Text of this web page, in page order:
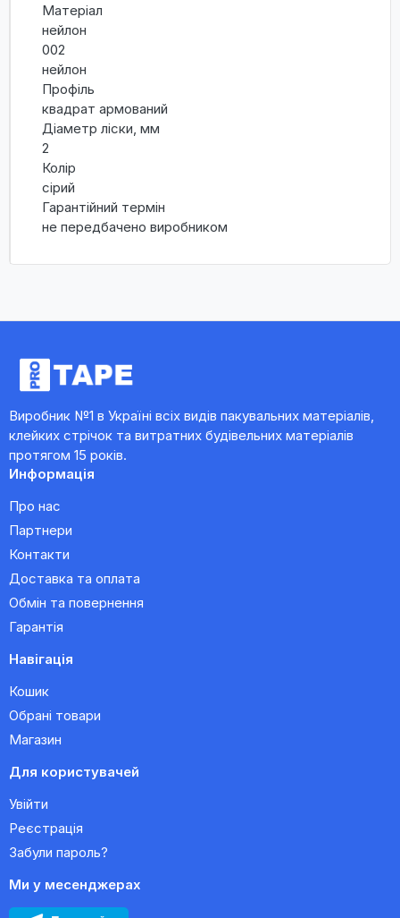
Матеріал
нейлон
002
нейлон
Профіль
квадрат армований
Діаметр ліски, мм
2
Колір
сірий
Гарантійний термін
не передбачено виробником
Виробник №1 в Україні всіх видів пакувальних матеріалів,
клейких стрічок та витратних будівельних матеріалів
протягом 15 років.
Информація
Про нас
Партнери
Контакти
Доставка та оплата
Обмін та повернення
Гарантія
Навігація
Кошик
Обрані товари
Магазин
Для користувачей
Увійти
Реєстрація
Забули пароль?
Ми у месенджерах